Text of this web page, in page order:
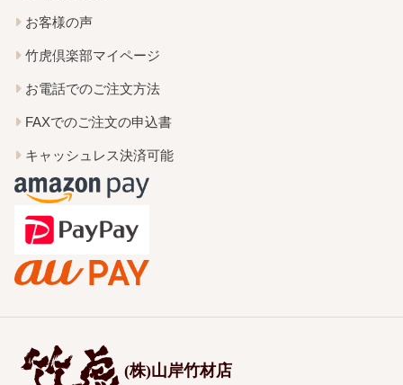
お客様の声
竹虎倶楽部マイページ
お電話でのご注文方法
FAXでのご注文の申込書
キャッシュレス決済可能
(株)山岸竹材店